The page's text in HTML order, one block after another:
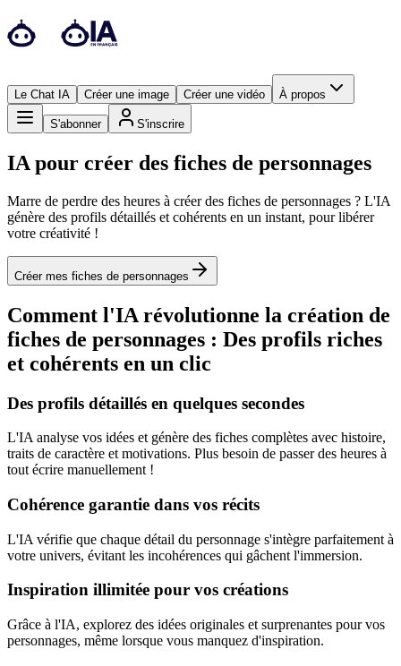
Le Chat IA Créer une image Créer une vidéo À propos
S'abonner S'inscrire
IA pour créer des fiches de personnages
Marre de perdre des heures à créer des fiches de personnages ? L'IA
génère des profils détaillés et cohérents en un instant, pour libérer
votre créativité !
Créer mes fiches de personnages
Comment l'IA révolutionne la création de
fiches de personnages : Des profils riches
et cohérents en un clic
Des profils détaillés en quelques secondes
L'IA analyse vos idées et génère des fiches complètes avec histoire,
traits de caractère et motivations. Plus besoin de passer des heures à
tout écrire manuellement !
Cohérence garantie dans vos récits
L'IA vérifie que chaque détail du personnage s'intègre parfaitement à
votre univers, évitant les incohérences qui gâchent l'immersion.
Inspiration illimitée pour vos créations
Grâce à l'IA, explorez des idées originales et surprenantes pour vos
personnages, même lorsque vous manquez d'inspiration.